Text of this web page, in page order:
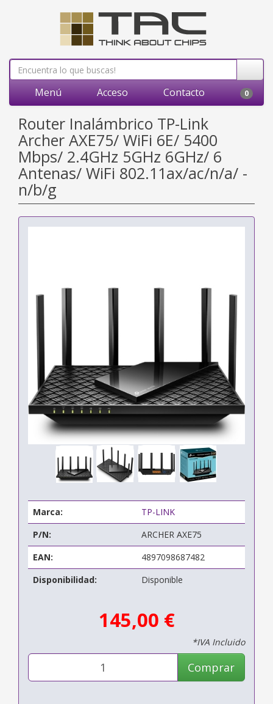
Menú Acceso Contacto 0
Router Inalámbrico TP-Link
Archer AXE75/ WiFi 6E/ 5400
Mbps/ 2.4GHz 5GHz 6GHz/ 6
Antenas/ WiFi 802.11ax/ac/n/a/ -
n/b/g
Marca:
TP-LINK
P/N:
ARCHER AXE75
EAN:
4897098687482
Disponibilidad:
Disponible
145,00 €
*IVA Incluido
Comprar